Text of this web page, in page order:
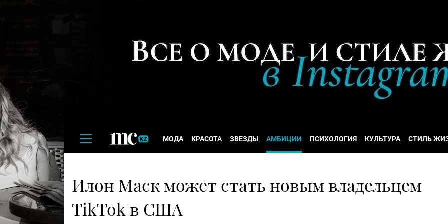
МОДА КРАСОТА ЗВЕЗДЫ АМБИЦИИ ПСИХОЛОГИЯ КУЛЬТУРА СТИЛЬ
Илон Маск может стать новым владельцем
TikTok в США